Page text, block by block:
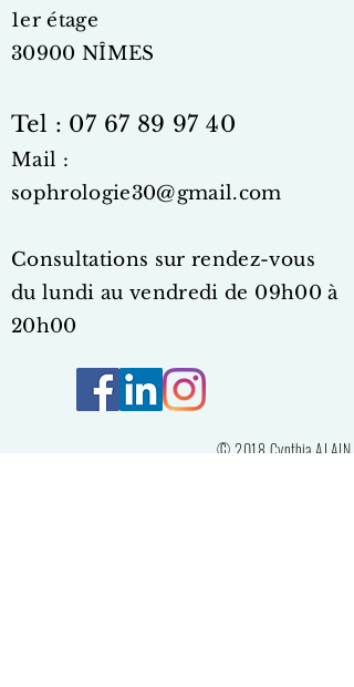
1er étage
30900 NÎMES
Tel : 07 67 89 97 40
Mail :
sophrologie30@gmail.com
Consultations sur rendez-vous
du lundi au vendredi de 09h00 à
20h00
© 2018 Cynthia ALAIN